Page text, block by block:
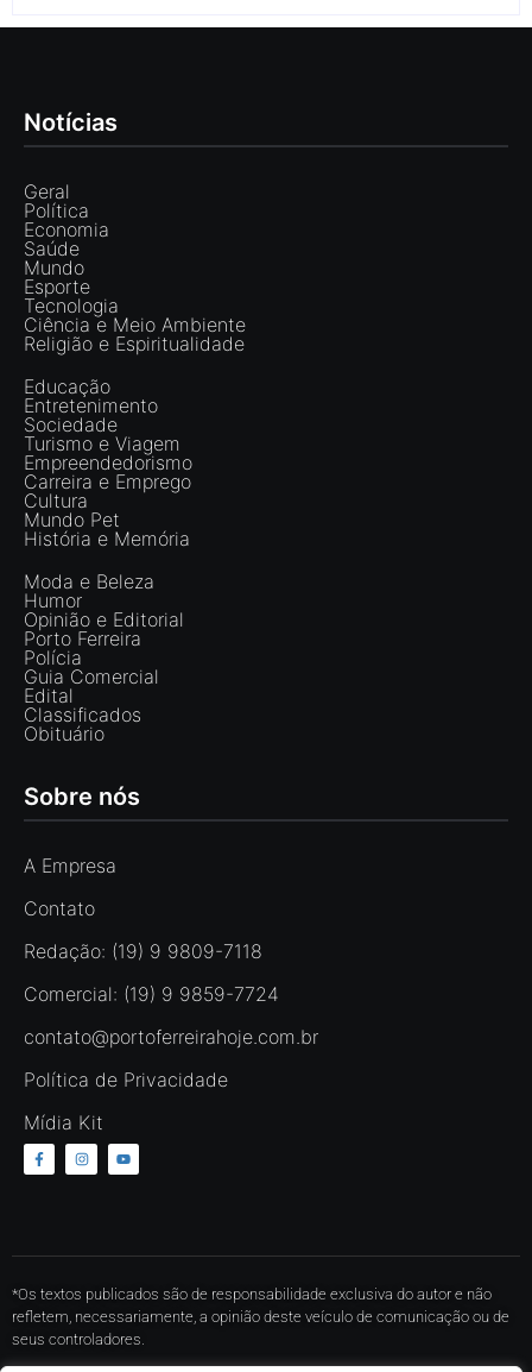
Notícias
Geral
Política
Economia
Saúde
Mundo
Esporte
Tecnologia
Ciência e Meio Ambiente
Religião e Espiritualidade
Educação
Entretenimento
Sociedade
Turismo e Viagem
Empreendedorismo
Carreira e Emprego
Cultura
Mundo Pet
História e Memória
Moda e Beleza
Humor
Opinião e Editorial
Porto Ferreira
Polícia
Guia Comercial
Edital
Classificados
Obituário
Sobre nós
A Empresa
Contato
Redação: (19) 9 9809-7118
Comercial: (19) 9 9859-7724
contato@portoferreirahoje.com.br
Política de Privacidade
Mídia Kit
*Os textos publicados são de responsabilidade exclusiva do autor e não
refletem, necessariamente, a opinião deste veículo de comunicação ou de
seus controladores.